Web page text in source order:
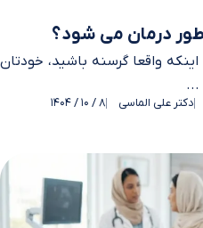
درمان می شود؟
واقعا گرسنه باشید، خودتان
...
دکتر علی الماسی 8 / 10 / 1404